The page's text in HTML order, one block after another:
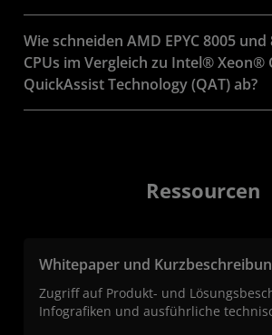
Wie schneiden AMD EPYC 8005
CPUs im Vergleich zu Intel® Xeon®
QuickAssist Technology (QAT) ab?
Ressourcen
Whitepaper und
Zugriff auf Produkt- und
Infografiken und ausführliche